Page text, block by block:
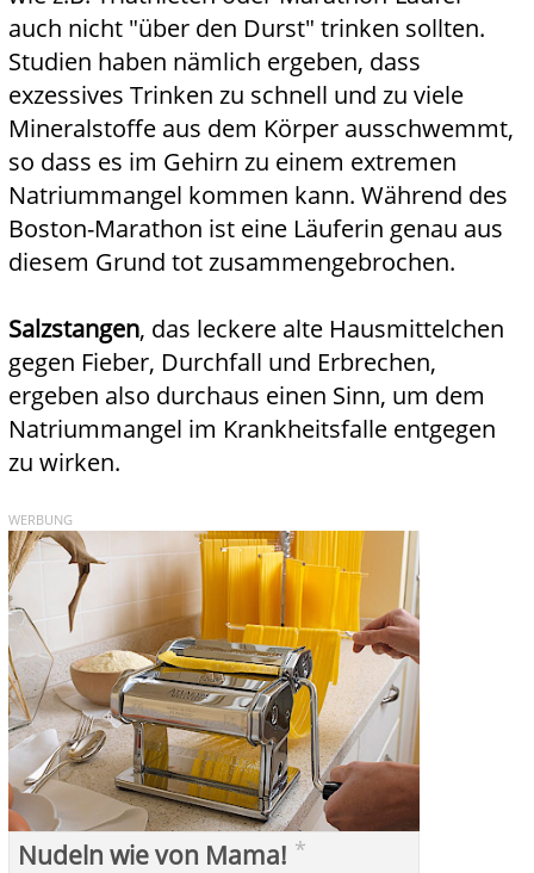
auch nicht "über den Durst" trinken sollten.
Studien haben nämlich ergeben, dass
exzessives Trinken zu schnell und zu viele
Mineralstoffe aus dem Körper ausschwemmt,
so dass es im Gehirn zu einem extremen
Natriummangel kommen kann. Während des
Boston-Marathon ist eine Läuferin genau aus
diesem Grund tot zusammengebrochen.
Salzstangen, das leckere alte Hausmittelchen
gegen Fieber, Durchfall und Erbrechen,
ergeben also durchaus einen Sinn, um dem
Natriummangel im Krankheitsfalle entgegen
zu wirken.
WERBUNG
Nudeln wie von Mama! *